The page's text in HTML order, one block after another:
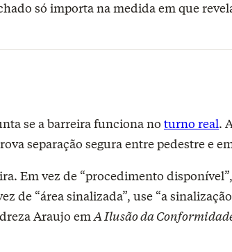
só importa na medida em que
se a barreira funciona no turno real.
separação segura entre pedestre e
Em vez de “procedimento
de “área sinalizada”, use “a
Araujo emA Ilusão da